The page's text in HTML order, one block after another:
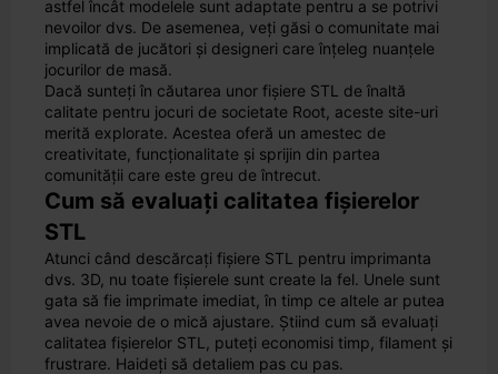
astfel încât modelele sunt adaptate pentru a se potrivi
nevoilor dvs. De asemenea, veți găsi o comunitate mai
implicată de jucători și designeri care înțeleg nuanțele
jocurilor de masă.
Dacă sunteți în căutarea unor fișiere STL de înaltă
calitate pentru jocuri de societate Root, aceste site-uri
merită explorate. Acestea oferă un amestec de
creativitate, funcționalitate și sprijin din partea
comunității care este greu de întrecut.
Cum să evaluați calitatea fișierelor
STL
Atunci când descărcați fișiere STL pentru imprimanta
dvs. 3D, nu toate fișierele sunt create la fel. Unele sunt
gata să fie imprimate imediat, în timp ce altele ar putea
avea nevoie de o mică ajustare. Știind cum să evaluați
calitatea fișierelor STL, puteți economisi timp, filament și
frustrare. Haideți să detaliem pas cu pas.